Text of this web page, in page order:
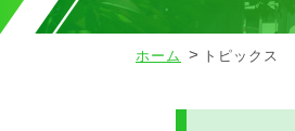
ホーム トピックス